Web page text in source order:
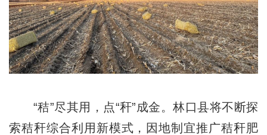
“秸”尽其用，点“秆”成金。林口县将不断探
索秸秆综合利用新模式，因地制宜推广秸秆肥